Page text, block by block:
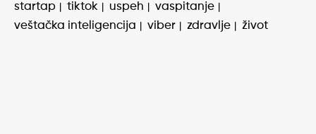
startap
tiktok uspeh
vaspitanje
veštačka inteligencija
viber zdravlje život